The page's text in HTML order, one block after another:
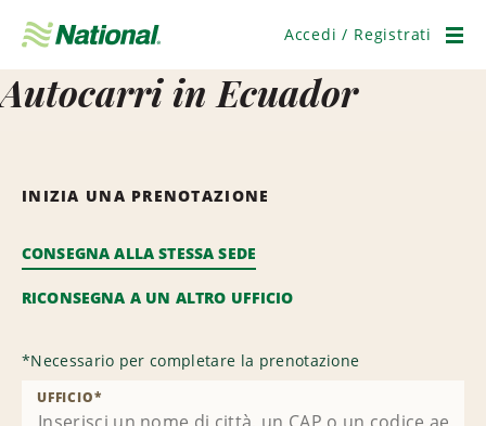
navigazione
Accedi / Registrati
Autocarri in Ecuador
INIZIA UNA PRENOTAZIONE
CONSEGNA ALLA STESSA SEDE
RICONSEGNA A UN ALTRO UFFICIO
*Necessario per completare la prenotazione
UFFICIO*